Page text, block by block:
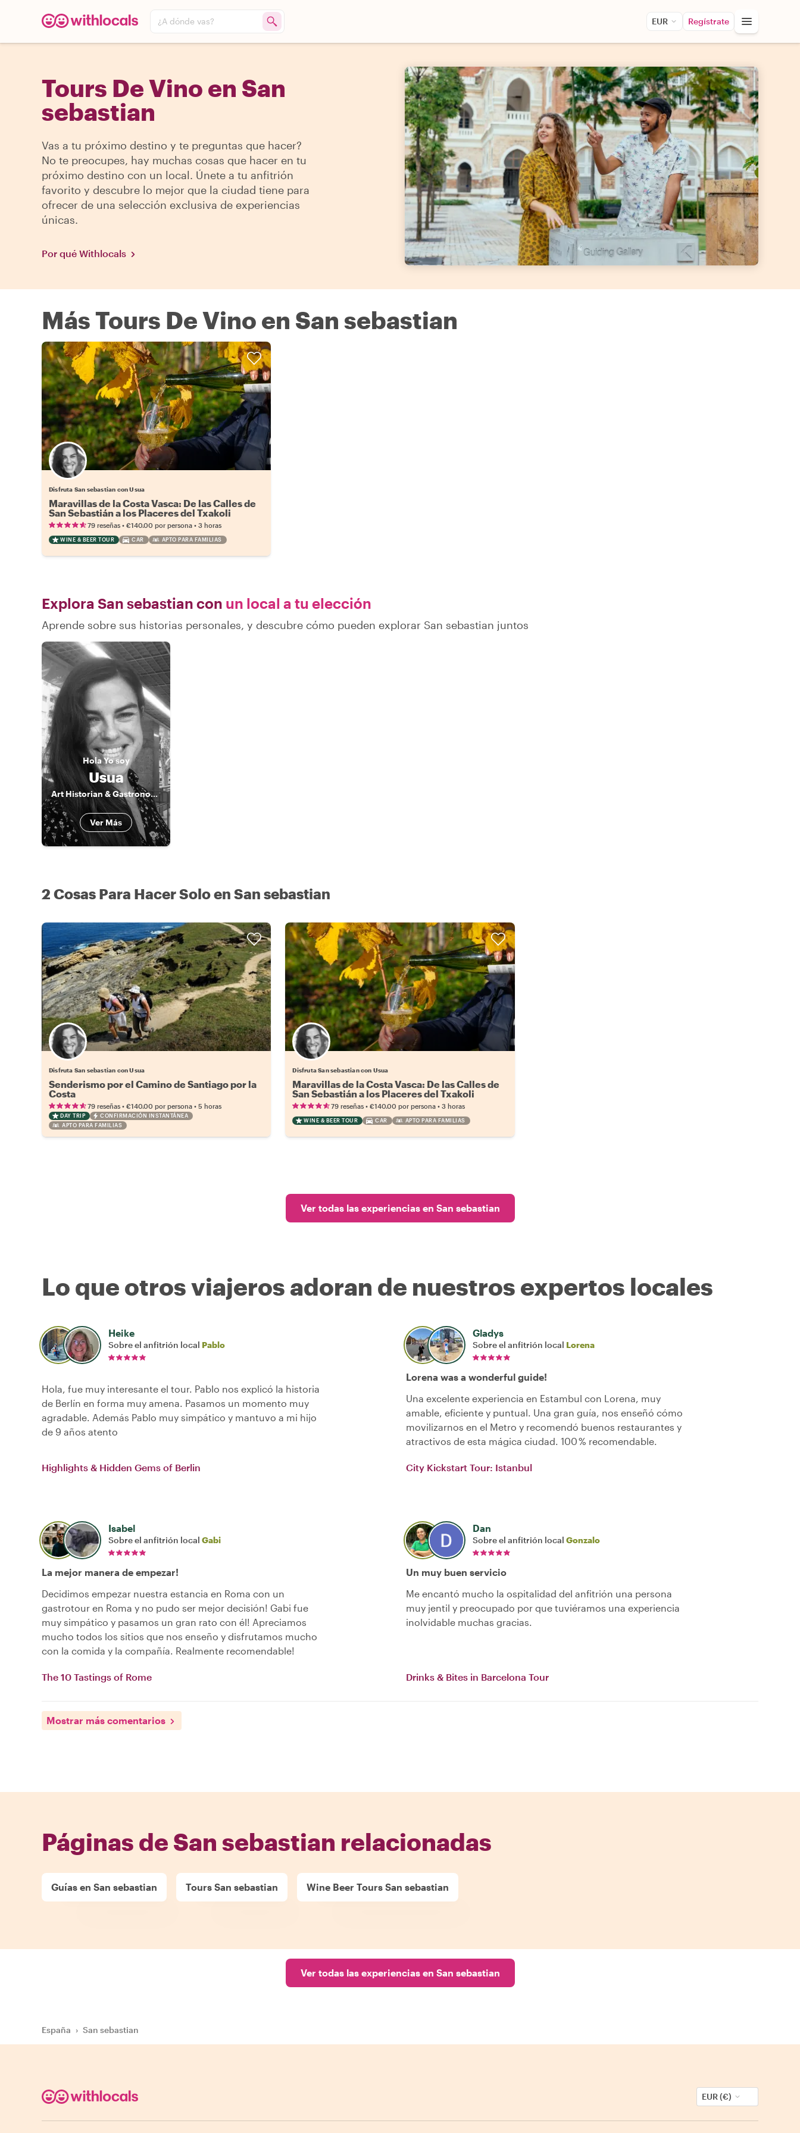
¿A dónde vas? EUR Regístrate
Tours De Vino en San
sebastian
Vas a tu próximo destino y te preguntas que hacer?
No te preocupes, hay muchas cosas que hacer en tu
próximo destino con un local. Únete a tu anfitrión
favorito y descubre lo mejor que la ciudad tiene para
ofrecer de una selección exclusiva de experiencias
únicas.
Por qué Withlocals
Más Tours De Vino en San sebastian
Disfruta San sebastian con Usua
Maravillas de la Costa Vasca: De las Calles de
San Sebastián a los Placeres del Txakoli
79 reseñas • €140.00 por persona • 3 horas
WINE & BEER TOUR CAR APTO PARA FAMILIAS
Explora San sebastian con un local a tu elección
Aprende sobre sus historias personales, y descubre cómo pueden explorar San sebastian juntos
HolaYo soy
Usua
Art Historian & Gastronomic Curator
Ver Más
2 Cosas Para Hacer Solo en San sebastian
Disfruta San sebastian con Usua
Senderismo por el Camino de Santiago por la
Costa
79 reseñas • €140.00 por persona • 5 horas
DAY TRIP
CONFIRMACIÓN INSTANTÁNEA
APTO PARA FAMILIAS
Disfruta San sebastian con Usua
Maravillas de la Costa Vasca: De las Calles de
San Sebastián a los Placeres del Txakoli
79 reseñas •€140.00 por persona •3 horas
WINE & BEER TOUR CAR APTO PARA FAMILIAS
Ver todas las experiencias en San sebastian
Lo que otros viajeros adoran de nuestros expertos locales
Heike
Sobre el anfitrión local Pablo
Hola, fue muy interesante el tour. Pablo nos explicó la historia
de Berlín en forma muy amena. Pasamos un momento muy
agradable. Además Pablo muy simpático y mantuvo a mi hijo
de 9 años atento
Highlights & Hidden Gems of Berlin
Gladys
Sobre el anfitrión local Lorena
Lorena was a wonderful guide!
Una excelente experiencia en Estambul con Lorena, muy
amable, eficiente y puntual. Una gran guía, nos enseñó cómo
movilizarnos en el Metro y recomendó buenos restaurantes y
atractivos de esta mágica ciudad. 100 % recomendable.
City Kickstart Tour: Istanbul
Isabel
Sobre el anfitrión local Gabi
La mejor manera de empezar!
Decidimos empezar nuestra estancia en Roma con un
gastrotour en Roma y no pudo ser mejor decisión! Gabi fue
muy simpático y pasamos un gran rato con él! Apreciamos
mucho todos los sitios que nos enseño y disfrutamos mucho
con la comida y la compañía. Realmente recomendable!
The 10 Tastings of Rome
Dan
Sobre el anfitrión local Gonzalo
Un muy buen servicio
Me encantó mucho la ospitalidad del anfitrión una persona
muy jentil y preocupado por que tuviéramos una experiencia
inolvidable muchas gracias.
Drinks & Bites in Barcelona Tour
Mostrar más comentarios
Páginas de San sebastian relacionadas
Guías en San sebastian Tours San sebastian Wine Beer Tours San sebastian
Ver todas las experiencias en San sebastian
España › San sebastian
EUR (€)